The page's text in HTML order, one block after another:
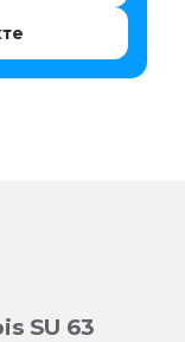
SU 63